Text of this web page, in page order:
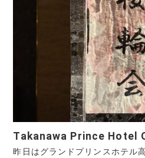
Takanawa Prince Hotel
昨日はグランドプリンスホテル